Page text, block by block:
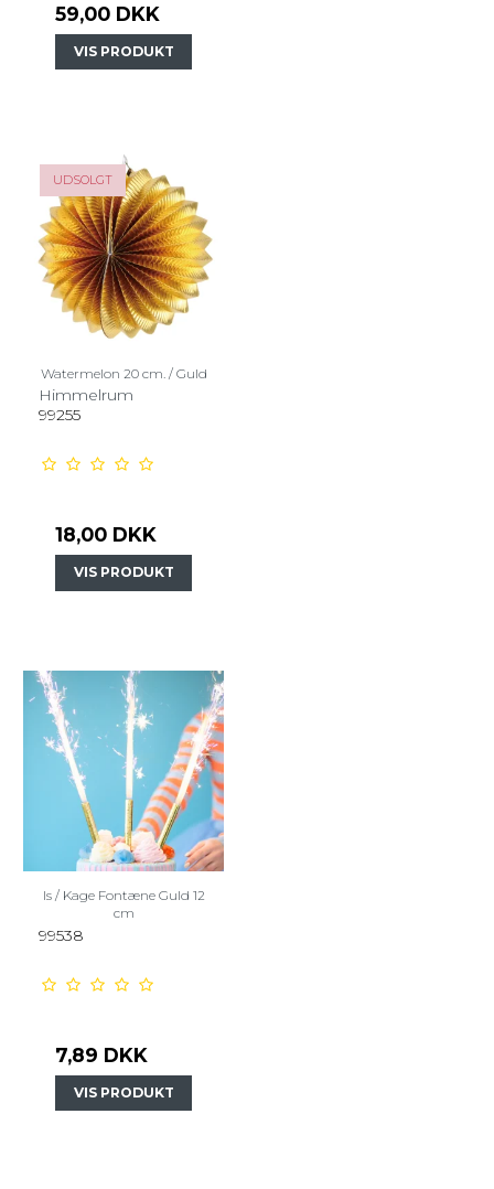
59,00 DKK
VIS PRODUKT
UDSOLGT
Watermelon 20 cm. / Guld
Himmelrum
99255
18,00 DKK
VIS PRODUKT
Is / Kage Fontæne Guld 12
cm
99538
7,89 DKK
VIS PRODUKT